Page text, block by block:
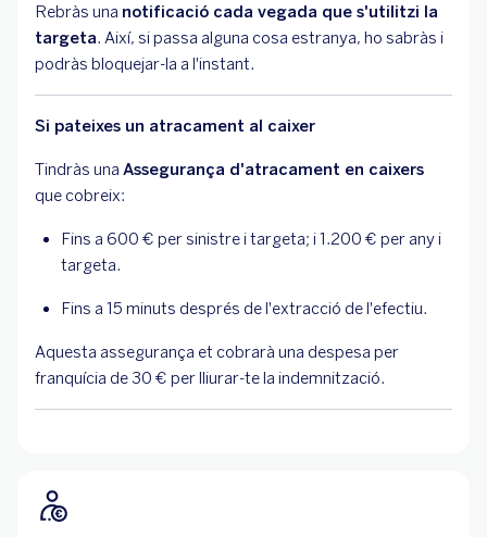
Rebràs una notificació cada vegada que s'utilitzi la
targeta. Així, si passa alguna cosa estranya, ho sabràs i
podràs bloquejar-la a l'instant.
Si pateixes un atracament al caixer
Tindràs una Assegurança d'atracament en caixers
que cobreix:
Fins a 600 € per sinistre i targeta; i 1.200 € per any i
targeta.
Fins a 15 minuts després de l'extracció de l'efectiu.
Aquesta assegurança et cobrarà una despesa per
franquícia de 30 € per lliurar-te la indemnització.